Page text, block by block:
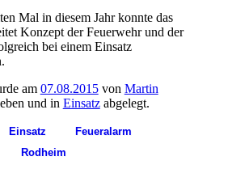
Mal in diesem Jahr konnte das
Konzept der Feuerwehr und der
bei einem Einsatz
am 07.08.2015von Martin
und in Einsatzabgelegt.
Einsatz
Feueralarm
Rodheim